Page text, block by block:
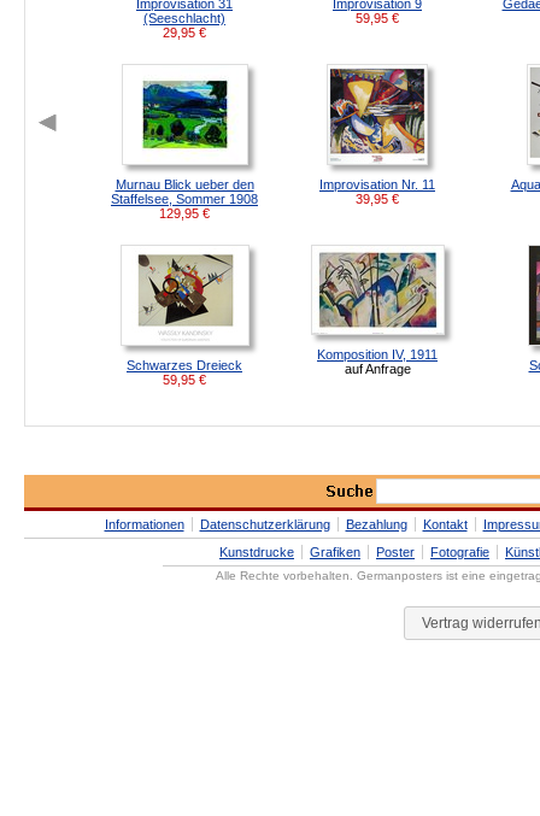
Improvisation 31
(Seeschlacht)
29,95 €
Improvisation 9
59,95 €
Murnau Blick ueber den
Staffelsee, Sommer 1908
129,95 €
Improvisation Nr. 11
39,95 €
Schwarzes Dreieck
59,95 €
Komposition IV, 1911
auf Anfrage
Informationen Datenschutzerklärung Bezahlung Kontakt
Kunstdrucke
Grafiken Poster Fotografie
Alle Rechte vorbehalten. Germanposters ist eine
Vertrag